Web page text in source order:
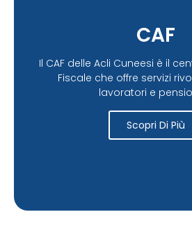
CAF
Il CAF delle Acli Cuneesi è il
Fiscale che offre servizi
lavoratori e
Scopri Di Più